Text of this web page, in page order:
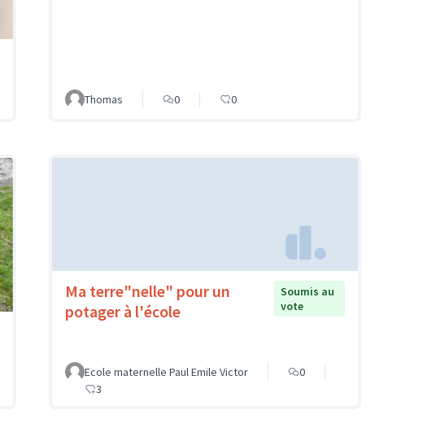
Thomas 0 0
Ma terre"nelle" pour un
potager à l'école
Soumis au
vote
Ecole maternelle Paul Emile Victor
0
3